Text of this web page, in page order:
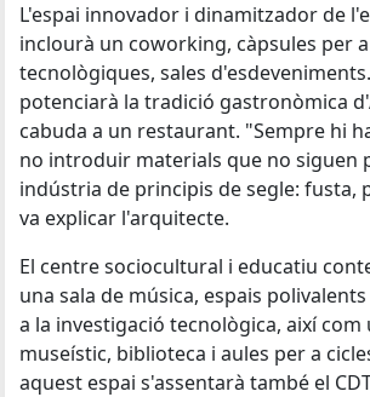
L'espai innovador i dinamitzador de
inclourà un coworking, càpsules per
tecnològiques, sales
potenciarà la tradició gastronòmica
cabuda a un restaurant. "Sempre hi
no introduir materials que no siguen
indústria de principis de segle: fusta,
va explicar l'arquitecte.
El centre sociocultural i educatiu
una sala de música, espais
a la investigació tecnològica, així com
museístic, biblioteca i aules per a
aquest espai s'assentarà també el